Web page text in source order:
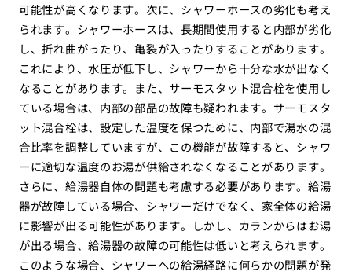
可能性が高くなります。次に、シャワーホースの劣化も考え
られます。シャワーホースは、長期間使用すると内部が劣化
し、折れ曲がったり、亀裂が入ったりすることがあります。
これにより、水圧が低下し、シャワーから十分な水が出なく
なることがあります。また、サーモスタット混合栓を使用し
ている場合は、内部の部品の故障も疑われます。サーモスタ
ット混合栓は、設定した温度を保つために、内部で湯水の混
合比率を調整していますが、この機能が故障すると、シャワ
ーに適切な温度のお湯が供給されなくなることがあります。
さらに、給湯器自体の問題も考慮する必要があります。給湯
器が故障している場合、シャワーだけでなく、家全体の給湯
に影響が出る可能性があります。しかし、カランからはお湯
が出る場合、給湯器の故障の可能性は低いと考えられます。
このような場合、シャワーへの給湯経路に何らかの問題が発